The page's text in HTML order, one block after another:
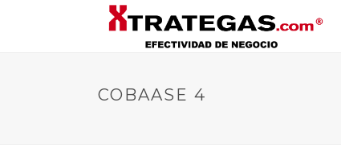
COBAASE 4